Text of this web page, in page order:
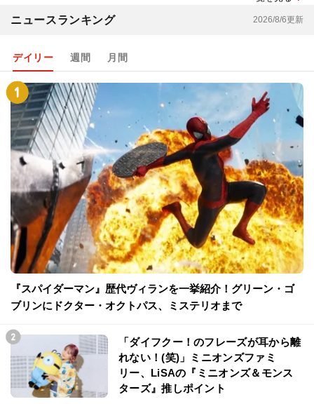
ニュースランキング 2026/8/6更新
デイリー 週間 月間
『スパイダーマン』歴代ヴィランを一挙紹介！グリーン・ゴ
ブリンにドクター・オクトパス、ミステリオまで
「ダイフクー！のフレーズが耳から離
れない！(笑)」ミニオンズファミ
リー、LiSAの『ミニオンズ＆モンス
ターズ』推しポイント